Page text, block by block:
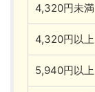
4,320円未満
4,320円以上
5,940円以上